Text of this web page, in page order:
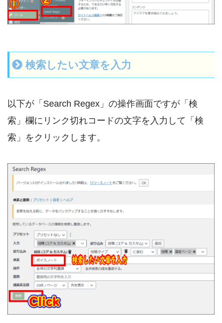
検索したい文章を入力
以下が「Search Regex」の操作画面ですが「検
索」欄にリンク切れコードの文字を入力して「検
索」をクリックします。